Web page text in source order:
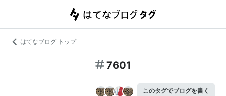
はてなブログ トップ
7601
このタグでブログを書く